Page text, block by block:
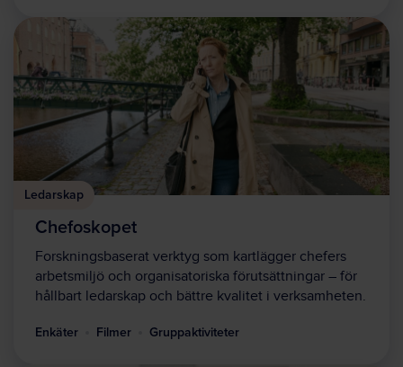
Ledarskap
Chefoskopet
Forskningsbaserat verktyg som kartlägger chefers
arbetsmiljö och organisatoriska förutsättningar – för
hållbart ledarskap och bättre kvalitet i verksamheten.
Enkäter Filmer Gruppaktiviteter